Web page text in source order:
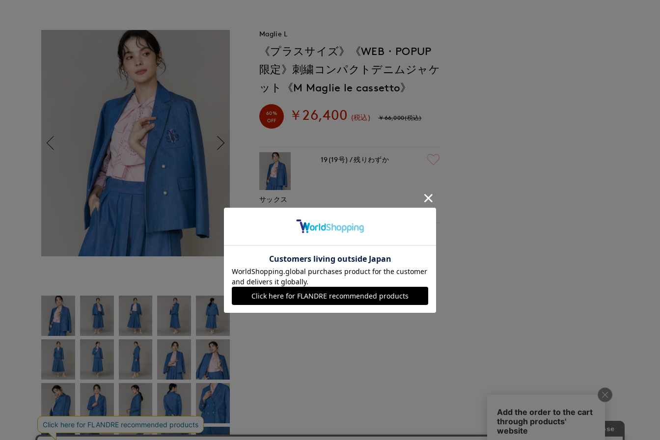
Maglie L
《プラスサイズ》《WEB・POPUP
限定》刺繍コンパクトデニムジャケ
ット《M Maglie le cassetto》
60%
OFF
￥26,400 (税込) ￥66,000(税込)
サックス
19(19号) 残りわずか